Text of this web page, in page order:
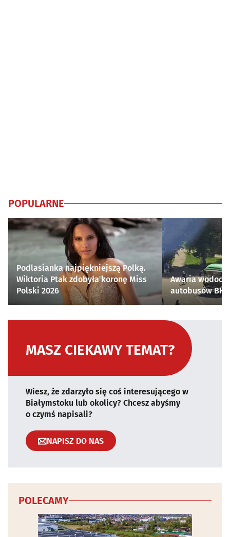
POPULARNE
Podlasianka najpiękniejszą Polką.
Wiktoria Ptak zdobyła koronę Miss
Polski 2026
Awaria
autobusów
MASZ CIEKAWY TEMAT?
Wiesz, że zdarzyło się coś interesującego w
Białymstoku lub okolicy? Chcesz abyśmy
o czymś napisali?
NAPISZ DO NAS
POLECAMY